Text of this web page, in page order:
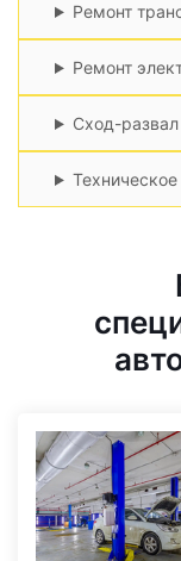
Ремонт
Ремонт
Сход-развал